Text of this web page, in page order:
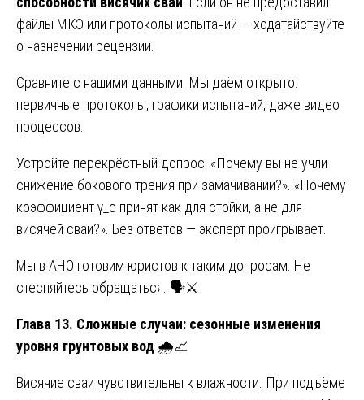
файлы МКЭ или протоколы испытаний — ходатайствуйте
о назначении рецензии.
Сравните с нашими данными. Мы даём открыто:
первичные протоколы, графики испытаний, даже видео
процессов.
Устройте перекрёстный допрос: «Почему вы не учли
снижение бокового трения при замачивании?». «Почему
коэффициент γ_c принят как для стойки, а не для
висячей сваи?». Без ответов — эксперт проигрывает.
Мы в АНО готовим юристов к таким допросам. Не
стесняйтесь обращаться. 🗣️⚔️
Глава 13. Сложные случаи: сезонные изменения
уровня грунтовых вод 🌧️📈
Висячие сваи чувствительны к влажности. При подъёме